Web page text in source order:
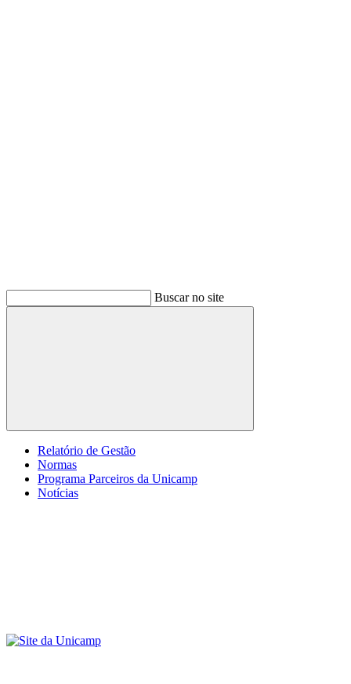
Buscar no site
Buscar
Relatório de Gestão
Normas
Programa Parceiros da Unicamp
Notícias